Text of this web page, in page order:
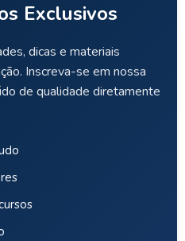
Exclusivos
dicas e materiais
Inscreva-se em nossa
de qualidade diretamente